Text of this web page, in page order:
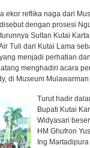
ekor reflika naga dari
dengan prosesi
Sultan Kutai
Tuli dari Kutai Lama
menjadi perhatian
menghadiri acara
di Museum
Turut hadir
Bupati Kutai
Widyasari
HM Ghufron
Ing